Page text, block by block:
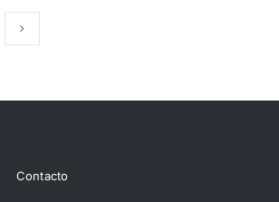
Contacto